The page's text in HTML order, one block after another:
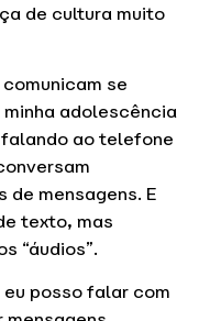
de cultura muito
se
adolescência
ao telefone
mensagens. E
texto, mas
“áudios”.
eu posso falar com